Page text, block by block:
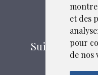
et des
pour
de nos
Suivez-nous